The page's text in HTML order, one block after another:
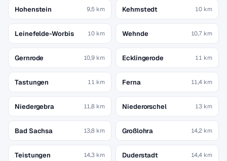
Hohenstein 9,5 km Kehmstedt 10 km
Leinefelde-Worbis 10 km Wehnde 10,7 km
Gernrode 10,9 km Ecklingerode 11 km
Tastungen 11 km Ferna 11,4 km
Niedergebra 11,8 km Niederorschel 13 km
Bad Sachsa 13,8 km Großlohra 14,2 km
Teistungen 14,3 km Duderstadt 14,4 km